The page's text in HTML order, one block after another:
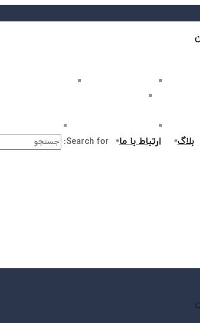
در غرب تهران لمینت دندان در غرب تهران کامپوزیت دندان در غرب
در غرب تهران
در غرب تهران درمان ریشه دندان در غرب تهران جراحی لثه در غرب
بلاگ ارتباط با ما Search for: